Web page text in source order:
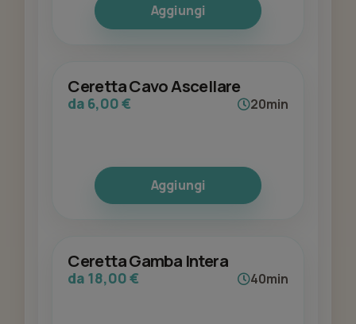
Aggiungi
Ceretta Cavo Ascellare
da 6,00 € 20min
Aggiungi
Ceretta Gamba Intera
da 18,00 € 40min